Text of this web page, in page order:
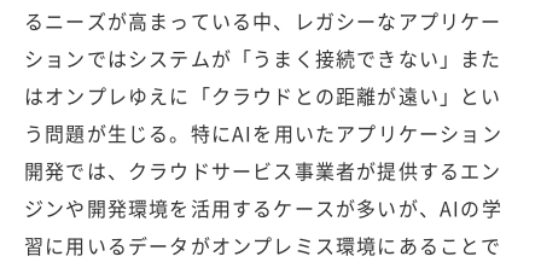
るニーズが高まっている中、レガシーなアプリケー
ションではシステムが「うまく接続できない」また
はオンプレゆえに「クラウドとの距離が遠い」とい
う問題が生じる。特にAIを用いたアプリケーション
開発では、クラウドサービス事業者が提供するエン
ジンや開発環境を活用するケースが多いが、AIの学
習に用いるデータがオンプレミス環境にあることで